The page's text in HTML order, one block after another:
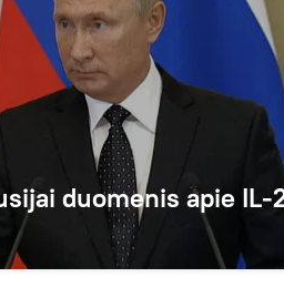
duomenis apie IL-